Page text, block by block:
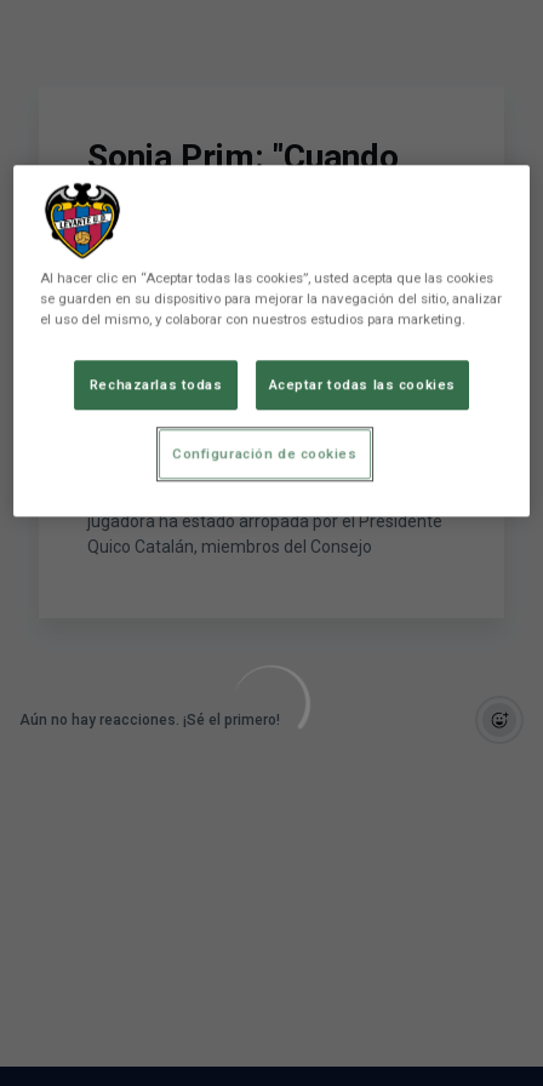
Sonia Prim: "Cuando
era una niña, mi sueño
era jugar en el mejor
equipo de España: el
Levante UD Femenino"
realizado una emotiva rueda de prensa de
jugadora ha estado arropada por el Presidente
Quico Catalán, miembros del Consejo
Aún no hay reacciones. ¡Sé el primero!
Al hacer clic en “Aceptar todas las cookies”, usted acepta que las cookies
se guarden en su dispositivo para mejorar la navegación del sitio, analizar
el uso del mismo, y colaborar con nuestros estudios para marketing.
Rechazarlas todas Aceptar todas las cookies
Configuración de cookies